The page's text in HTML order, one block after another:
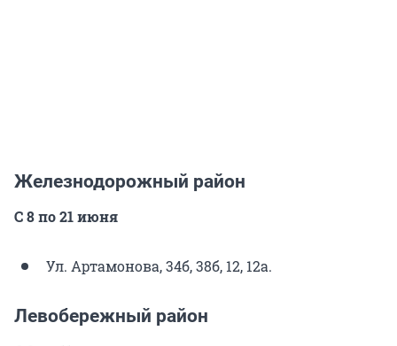
Железнодорожный район
С 8 по 21 июня
Ул. Артамонова, 34б, 38б, 12, 12а.
Левобережный район